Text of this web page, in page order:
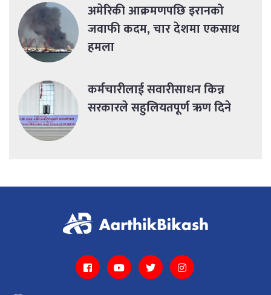
अमेरिकी आक्रमणपछि इरानको
जवाफी कदम, चार देशमा एकसाथ
हमला
कर्मचारीलाई सवारीसाधन किन्न
सरकारले सहुलियतपूर्ण ऋण दिने